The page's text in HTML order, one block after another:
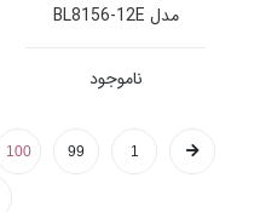
مدل BL8156-12E
ناموجود
1
99
100